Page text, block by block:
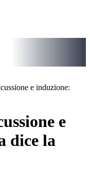
e induzione:
e
dice la